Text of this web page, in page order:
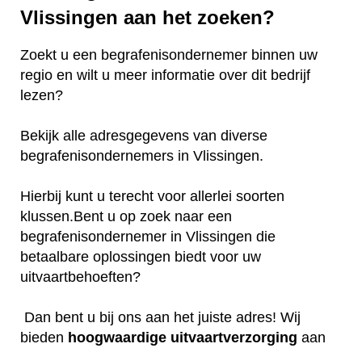
Vlissingen aan het zoeken?
Zoekt u een begrafenisondernemer binnen uw
regio en wilt u meer informatie over dit bedrijf
lezen?
Bekijk alle adresgegevens van diverse
begrafenisondernemers in Vlissingen.
Hierbij kunt u terecht voor allerlei soorten
klussen.Bent u op zoek naar een
begrafenisondernemer in Vlissingen die
betaalbare oplossingen biedt voor uw
uitvaartbehoeften?
Dan bent u bij ons aan het juiste adres! Wij
bieden hoogwaardige uitvaartverzorging aan